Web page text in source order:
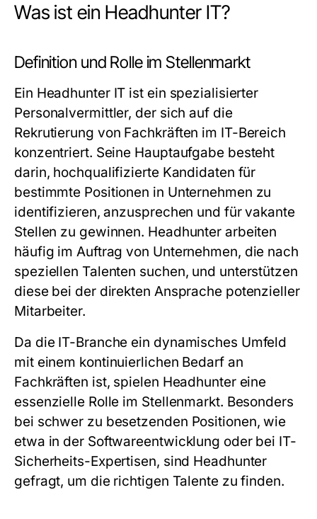
Was ist ein Headhunter IT?
Definition und Rolle im Stellenmarkt
Ein Headhunter IT ist ein spezialisierter
Personalvermittler, der sich auf die
Rekrutierung von Fachkräften im IT-Bereich
konzentriert. Seine Hauptaufgabe besteht
darin, hochqualifizierte Kandidaten für
bestimmte Positionen in Unternehmen zu
identifizieren, anzusprechen und für vakante
Stellen zu gewinnen. Headhunter arbeiten
häufig im Auftrag von Unternehmen, die nach
speziellen Talenten suchen, und unterstützen
diese bei der direkten Ansprache potenzieller
Mitarbeiter.
Da die IT-Branche ein dynamisches Umfeld
mit einem kontinuierlichen Bedarf an
Fachkräften ist, spielen Headhunter eine
essenzielle Rolle im Stellenmarkt. Besonders
bei schwer zu besetzenden Positionen, wie
etwa in der Softwareentwicklung oder bei IT-
Sicherheits-Expertisen, sind Headhunter
gefragt, um die richtigen Talente zu finden.